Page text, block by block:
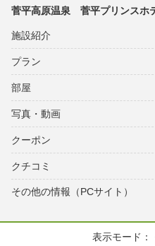
菅平高原温泉 菅平プリンスホ
施設紹介
プラン
部屋
写真・動画
クーポン
クチコミ
その他の情報（PCサイト）
表示モード：